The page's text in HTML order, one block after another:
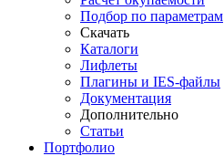
Подбор по параметрам
Скачать
Каталоги
Лифлеты
Плагины и IES-файлы
Документация
Дополнительно
Статьи
Портфолио